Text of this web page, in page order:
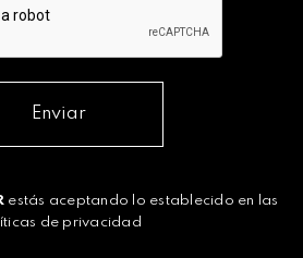
Enviar
estás aceptando lo establecido en las
de privacidad